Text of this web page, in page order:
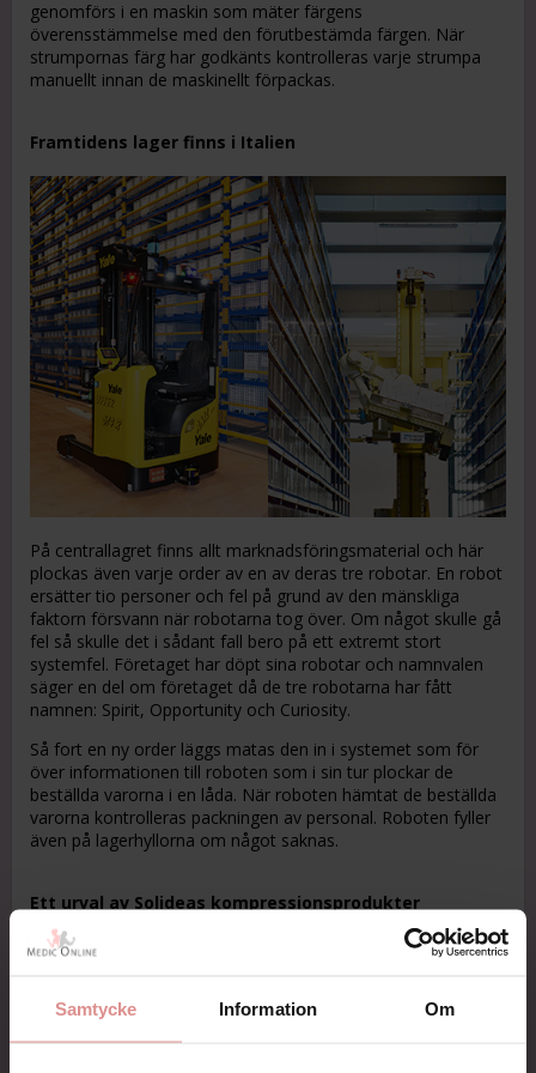
Samtycke Information Om
genomförs i en maskin som mäter färgens
överensstämmelse med den förutbestämda färgen. När
strumpornas färg har godkänts kontrolleras varje strumpa
manuellt innan de maskinellt förpackas.
Framtidens lager finns i Italien
På centrallagret finns allt marknadsföringsmaterial och här
plockas även varje order av en av deras tre robotar. En robot
ersätter tio personer och fel på grund av den mänskliga
faktorn försvann när robotarna tog över. Om något skulle gå
fel så skulle det i sådant fall bero på ett extremt stort
systemfel. Företaget har döpt sina robotar och namnvalen
säger en del om företaget då de tre robotarna har fått
namnen: Spirit, Opportunity och Curiosity.
Så fort en ny order läggs matas den in i systemet som för
över informationen till roboten som i sin tur plockar de
beställda varorna i en låda. När roboten hämtat de beställda
varorna kontrolleras packningen av personal. Roboten fyller
även på lagerhyllorna om något saknas.
Ett urval av Solideas kompressionsprodukter
Solidea har ett stort sortiment av omtyckta produkter. De har
strumpbyxor för de flesta former och ligger i framkant när
kommer information om ett axplock ur deras breda